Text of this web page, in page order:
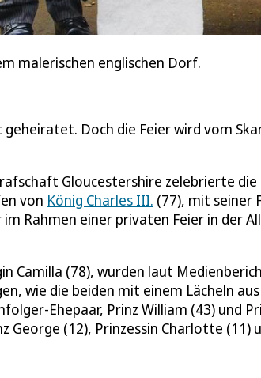
malerischen englischen Dorf.
Doch die Feier wird vom
Gloucestershire zelebrierte
von König Charles III. (77), mit seiner
Rahmen einer privaten Feier in der All
Camilla (78), wurden laut
wie die beiden mit einem Lächeln
Ehepaar, Prinz William (43) und
(12), Prinzessin Charlotte (11)